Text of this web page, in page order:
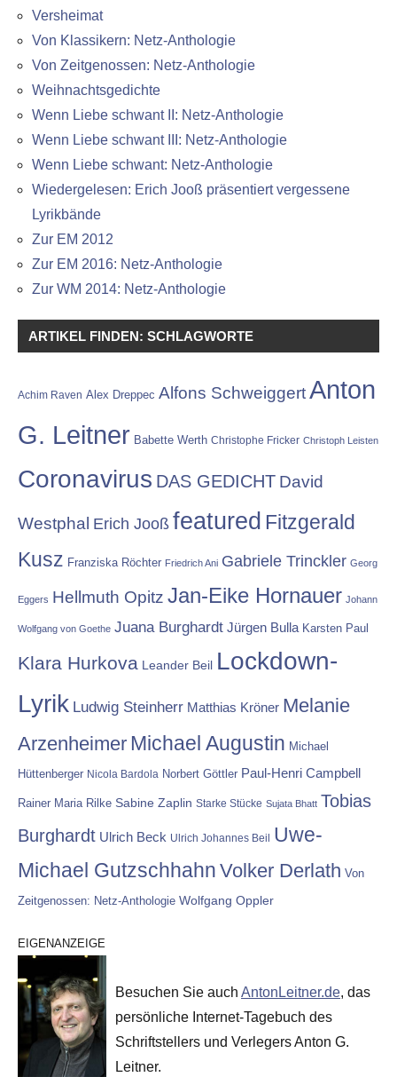
Versheimat
Von Klassikern: Netz-Anthologie
Von Zeitgenossen: Netz-Anthologie
Weihnachtsgedichte
Wenn Liebe schwant II: Netz-Anthologie
Wenn Liebe schwant III: Netz-Anthologie
Wenn Liebe schwant: Netz-Anthologie
Wiedergelesen: Erich Jooß präsentiert vergessene
Lyrikbände
Zur EM 2012
Zur EM 2016: Netz-Anthologie
Zur WM 2014: Netz-Anthologie
ARTIKEL FINDEN: SCHLAGWORTE
Achim Raven Alex Dreppec Alfons SchweiggertAnton
G. Leitner Babette Werth Christophe Fricker Christoph Leisten
Coronavirus DAS GEDICHT David
Westphal Erich Jooß featured Fitzgerald
Kusz Franziska Röchter Friedrich Ani Gabriele Trinckler Georg
Eggers Hellmuth Opitz Jan-Eike Hornauer Johann
Wolfgang von Goethe Juana Burghardt Jürgen Bulla Karsten Paul
Klara Hurkova Leander Beil Lockdown-
Lyrik Ludwig Steinherr Matthias Kröner Melanie
Arzenheimer Michael Augustin Michael
Hüttenberger Nicola Bardola Norbert Göttler Paul-Henri Campbell
Rainer Maria Rilke Sabine Zaplin Starke Stücke Sujata Bhatt Tobias
Burghardt Ulrich Beck Ulrich Johannes Beil
Uwe-
Michael Gutzschhahn Volker Derlath Von
Zeitgenossen: Netz-Anthologie Wolfgang Oppler
EIGENANZEIGE
Besuchen Sie auch AntonLeitner.de, das
persönliche Internet-Tagebuch des
Schriftstellers und Verlegers Anton G.
Leitner.